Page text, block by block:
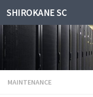
Skip to content
SHIROKANE SC
MAINTENANCE